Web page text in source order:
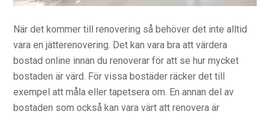
När det kommer till renovering så behöver det inte alltid
vara en jätterenovering. Det kan vara bra att värdera
bostad online innan du renoverar för att se hur mycket
bostaden är värd. För vissa bostäder räcker det till
exempel att måla eller tapetsera om. En annan del av
bostaden som också kan vara värt att renovera är